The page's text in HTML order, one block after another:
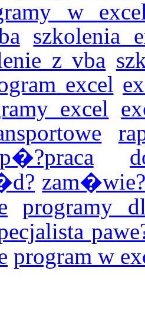
w
szkolenia
z vba
excel
excel
programy
program w